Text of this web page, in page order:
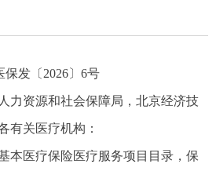
保发〔2026〕6号
力资源和社会保障局，北京经济技
有关医疗机构：
本医疗保险医疗服务项目目录，保